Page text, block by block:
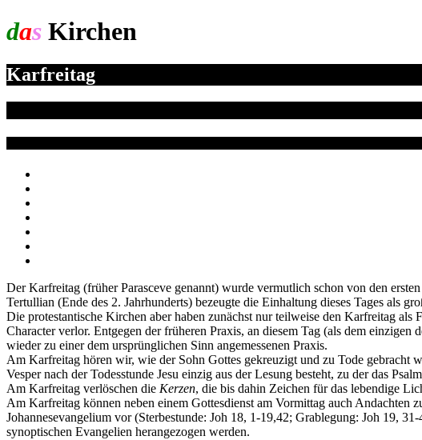
das Kirchen
Karfreitag
Der Karfreitag (früher Parasceve genannt) wurde vermutlich schon von den
Tertullian (Ende des 2. Jahrhunderts) bezeugte die Einhaltung dieses Tages als
Die protestantische Kirchen aber haben zunächst nur teilweise den Karfreitag
Character verlor. Entgegen der früheren Praxis, an diesem Tag (als dem einzigen
wieder zu einer dem ursprünglichen Sinn angemessenen Praxis.
Am Karfreitag hören wir, wie der Sohn Gottes gekreuzigt und zu Tode gebracht
Vesper nach der Todesstunde Jesu einzig aus der Lesung besteht, zu der das
Am Karfreitag verlöschen die Kerzen, die bis dahin Zeichen für das lebendige
Am Karfreitag können neben einem Gottesdienst am Vormittag auch Andachten
Johannesevangelium vor (Sterbestunde: Joh 18, 1-19,42; Grablegung: Joh 19,
synoptischen Evangelien herangezogen werden.